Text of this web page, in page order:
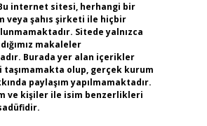
internet sitesi, herhangi bir
veya şahıs şirketi ile hiçbir
Sitede yalnızca
makaleler
Burada yer alan içerikler
olup, gerçek kurum
paylaşım yapılmamaktadır.
ve kişiler ile isim benzerlikleri